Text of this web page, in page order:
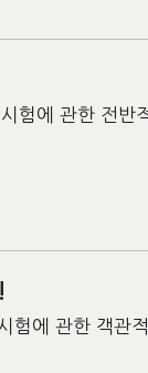
험에 관한 전반
험에 관한 객관